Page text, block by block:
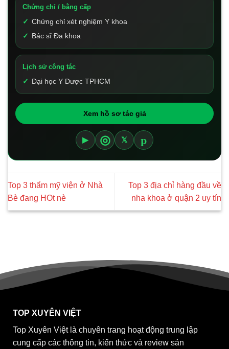
Chứng chỉ / bằng cấp
Chứng chỉ xét nghiệm Y khoa
Bác sĩ Đa khoa
Lịch sử công tác
Đại học Y Dược TPHCM
Xem hồ sơ tác giả
▶ ◎ 𝕏 p
Top 3 thẩm mỹ viện ở Nhà
Bè đang HOt nè
Top 3 địa chỉ hàng đầu về
nha khoa ở quận 2 uy tín
TOP XUYÊN VIỆT
Top Xuyên Việt là chuyên trang hoạt động trung lập
cung cấp các thông tin, kiến thức và review sản